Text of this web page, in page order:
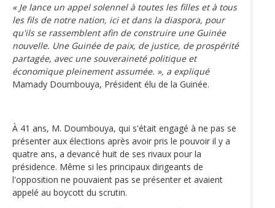
« Je lance un appel solennel à toutes les filles et à tous
les fils de notre nation, ici et dans la diaspora, pour
qu'ils se rassemblent afin de construire une Guinée
nouvelle. Une Guinée de paix, de justice, de prospérité
partagée, avec une souveraineté politique et
économique pleinement assumée. », a expliqué
Mamady Doumbouya, Président élu de la Guinée.
À 41 ans, M. Doumbouya, qui s'était engagé à ne pas se
présenter aux élections après avoir pris le pouvoir il y a
quatre ans, a devancé huit de ses rivaux pour la
présidence. Même si les principaux dirigeants de
l'opposition ne pouvaient pas se présenter et avaient
appelé au boycott du scrutin.